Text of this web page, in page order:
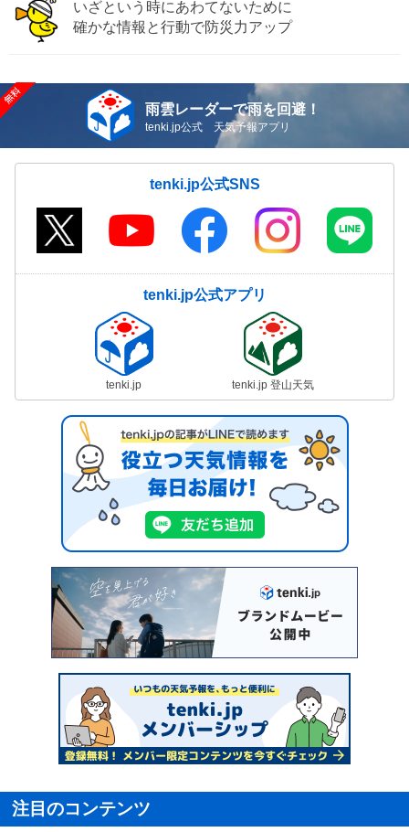
いざという時にあわてないために
確かな情報と行動で防災力アップ
雨雲レーダーで雨を回避！
tenki.jp公式 天気予報アプリ
tenki.jp公式SNS
tenki.jp公式アプリ
tenki.jp tenki.jp 登山天気
注目のコンテンツ